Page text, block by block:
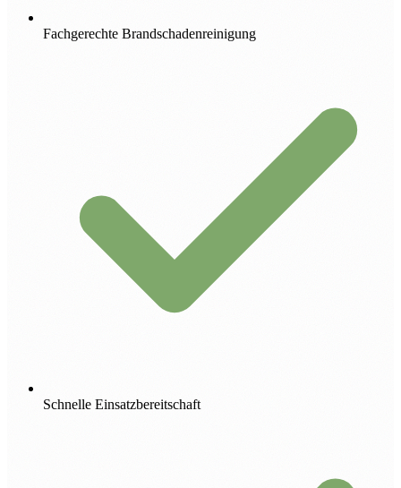
Fachgerechte Brandschadenreinigung
Schnelle Einsatzbereitschaft